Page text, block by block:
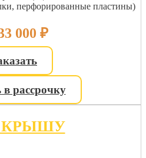
перфорированные пластины)
000 ₽
рассрочку
КРЫШУ